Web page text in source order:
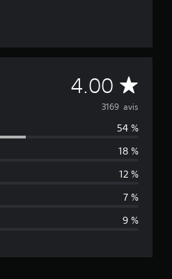
4.00 M
o
y
e
n
n
d
3169 avis
54 %
18 %
12 %
7 %
9 %